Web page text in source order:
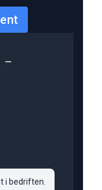
-
i bedriften.